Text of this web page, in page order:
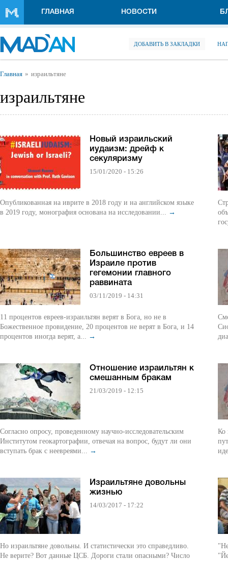
ГЛАВНАЯ НОВОСТИ
ДОБАВИТЬ В ЗАКЛАДКИ
Вы здесь
Главная израильтяне
израильтяне
Новый израильский
иудаизм: дрейф к
секуляризму
15/01/2020 - 15:26
Опубликованная на иврите в 2018 году и на английском языке
в 2019 году, монография основана на исследовании... →
Большинство евреев в
Израиле против
гегемонии главного
раввината
03/11/2019 - 14:31
11 процентов евреев-израильтян верят в Бога, но не в
Божественное провидение, 20 процентов не верят в Бога, и 14
процентов иногда верят, а... →
Отношение израильтян к
смешанным бракам
21/03/2019 - 12:15
Согласно опросу, проведенному научно-исследовательским
Институтом геокартографии, отвечая на вопрос, будут ли они
вступать брак с неевреями... →
Израильтяне довольны
жизнью
14/03/2017 - 17:22
Но израильтяне довольны. И статистически это справедливо.
Не верите? Вот данные ЦСБ. Дороги стали опасными? Число
Ко